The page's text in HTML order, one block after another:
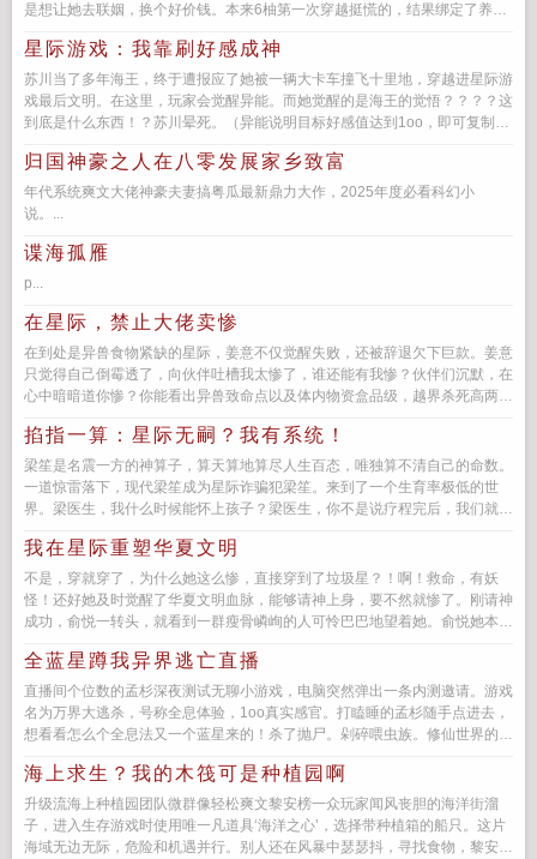
是想让她去联姻，换个好价钱。本来6柚第一次穿越挺慌的，结果绑定了养崽
星际游戏：我靠刷好感成神
苏川当了多年海王，终于遭报应了她被一辆大卡车撞飞十里地，穿越进星际游
戏最后文明。在这里，玩家会觉醒异能。而她觉醒的是海王的觉悟？？？？这
到底是什么东西！？苏川晕死。（异能说明目标好感值达到1oo，即可复制其
归国神豪之人在八零发展家乡致富
年代系统爽文大佬神豪夫妻搞粤瓜最新鼎力大作，2025年度必看科幻小
说。...
谍海孤雁
p...
在星际，禁止大佬卖惨
在到处是异兽食物紧缺的星际，姜意不仅觉醒失败，还被辞退欠下巨款。姜意
只觉得自己倒霉透了，向伙伴吐槽我太惨了，谁还能有我惨？伙伴们沉默，在
心中暗暗道你惨？你能看出异兽致命点以及体内物资盒品级，越界杀死高两个
掐指一算：星际无嗣？我有系统！
梁笙是名震一方的神算子，算天算地算尽人生百态，唯独算不清自己的命数。
一道惊雷落下，现代梁笙成为星际诈骗犯梁笙。来到了一个生育率极低的世
界。梁医生，我什么时候能怀上孩子？梁医生，你不是说疗程完后，我们就能
我在星际重塑华夏文明
不是，穿就穿了，为什么她这么惨，直接穿到了垃圾星？！啊！救命，有妖
怪！还好她及时觉醒了华夏文明血脉，能够请神上身，要不然就惨了。刚请神
成功，俞悦一转头，就看到一群瘦骨嶙峋的人可怜巴巴地望着她。俞悦她本来
全蓝星蹲我异界逃亡直播
直播间个位数的孟杉深夜测试无聊小游戏，电脑突然弹出一条内测邀请。游戏
名为万界大逃杀，号称全息体验，1oo真实感官。打瞌睡的孟杉随手点进去，
想看看怎么个全息法又一个蓝星来的！杀了抛尸。剁碎喂虫族。修仙世界的那
海上求生？我的木筏可是种植园啊
升级流海上种植园团队微群像轻松爽文黎安榜一众玩家闻风丧胆的海洋街溜
子，进入生存游戏时使用唯一凡道具‘海洋之心’，选择带种植箱的船只。这片
海域无边无际，危险和机遇并行。别人还在风暴中瑟瑟抖，寻找食物，黎安的